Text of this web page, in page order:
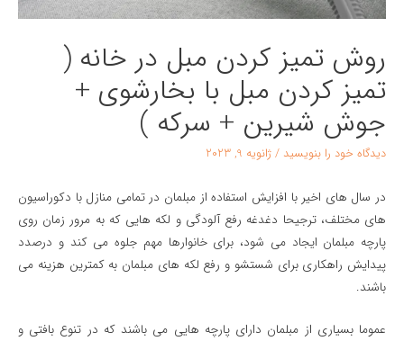
روش تميز كردن مبل در خانه (
تميز كردن مبل با بخارشوی +
جوش شیرین + سرکه )
دیدگاه‌ خود را بنویسید / ژانویه 9, 2023
در سال های اخیر با افزايش استفاده از مبلمان در تمامی منازل با دکوراسیون
های مختلف، ترجیحا دغدغه رفع آلودگی و لکه هایی که به مرور زمان روی
پارچه مبلمان ایجاد می شود، برای خانوارها مهم جلوه می کند و درصدد
پیدایش راهکاری برای شستشو و رفع لکه های مبلمان به کمترین هزینه می
باشند.
عموما بسیاری از مبلمان دارای پارچه هایی می باشند که در تنوع بافتی و